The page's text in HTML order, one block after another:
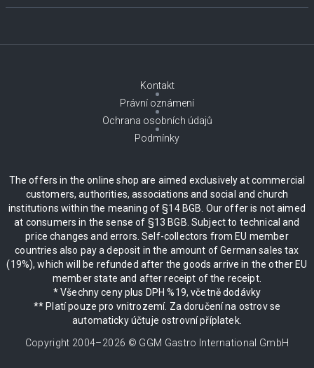
Kontakt
Právní oznámení
Ochrana osobních údajů
Podmínky
The offers in the online shop are aimed exclusively at commercial
customers, authorities, associations and social and church
institutions within the meaning of §14 BGB. Our offer is not aimed
at consumers in the sense of §13 BGB. Subject to technical and
price changes and errors. Self-collectors from EU member
countries also pay a deposit in the amount of German sales tax
(19%), which will be refunded after the goods arrive in the other EU
member state and after receipt of the receipt.
* Všechny ceny plus DPH %19, včetně dodávky
** Platí pouze pro vnitrozemí. Za doručení na ostrov se
automaticky účtuje ostrovní příplatek.
Copyright 2004–2026 © GGM Gastro International GmbH